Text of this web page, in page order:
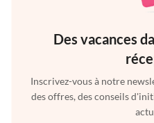
Des vacances
Inscrivez-vous à notre
des offres, des conseils